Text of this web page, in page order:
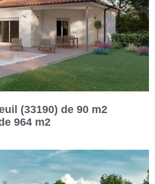
(33190) de 90 m2
964 m2